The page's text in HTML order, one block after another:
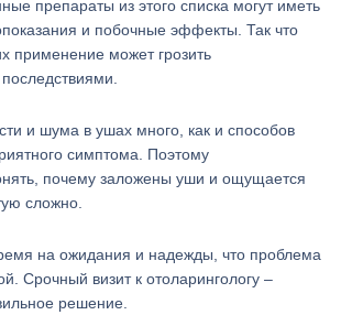
препараты из этого списка могут иметь
и побочные эффекты. Так что
применение может грозить
и шума в ушах много, как и способов
симптома. Поэтому
почему заложены уши и ощущается
сложно.
на ожидания и надежды, что проблема
Срочный визит к отоларингологу –
решение.